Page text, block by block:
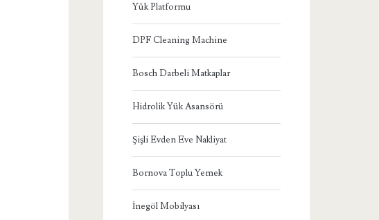
Yük Platformu
DPF Cleaning Machine
Bosch Darbeli Matkaplar
Hidrolik Yük Asansörü
Şişli Evden Eve Nakliyat
Bornova Toplu Yemek
İnegöl Mobilyası